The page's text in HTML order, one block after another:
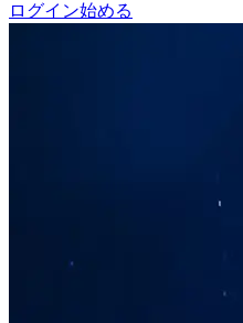
ログイン始める